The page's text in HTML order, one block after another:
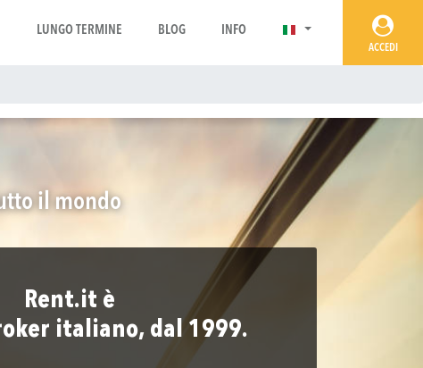
LUNGO TERMINE BLOG INFO
ACCEDI
il mondo
Rent.it è
italiano, dal 1999.